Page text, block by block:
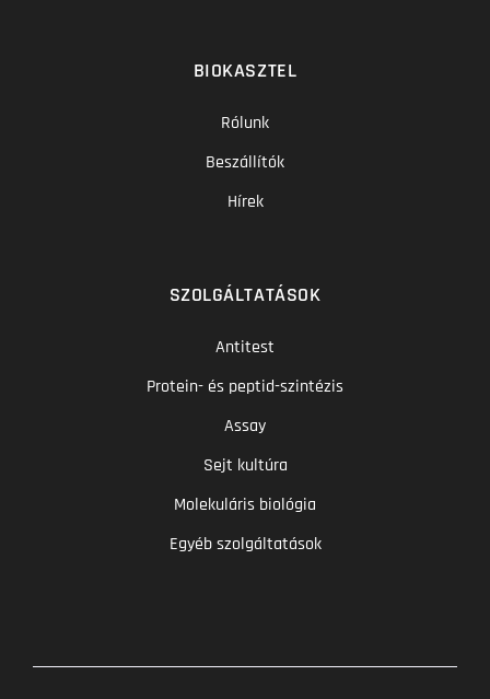
BIOKASZTEL
Rólunk
Beszállítók
Hírek
SZOLGÁLTATÁSOK
Antitest
Protein- és peptid-szintézis
Assay
Sejt kultúra
Molekuláris biológia
Egyéb szolgáltatások